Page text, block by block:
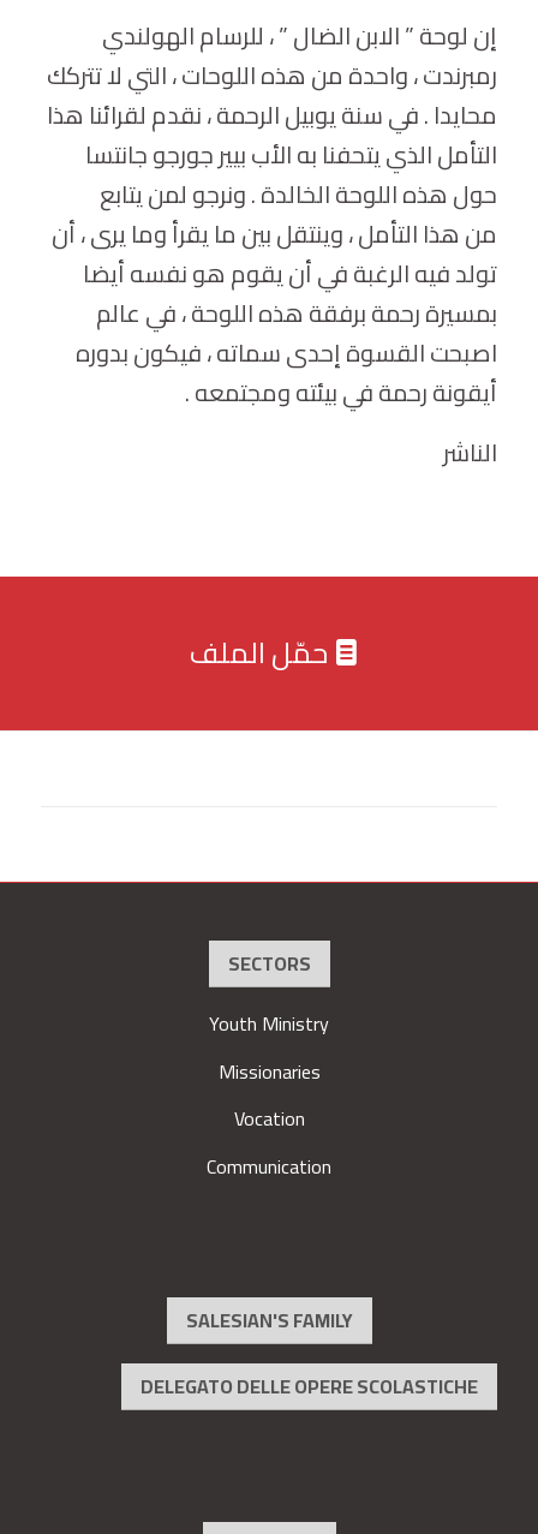
إن لوحة ” الابن الضال ” ، للرسام الهولندي
رمبرندت ، واحدة من هذه اللوحات ، التي لا تتركك
محايدا . في سنة يوبيل الرحمة ، نقدم لقرائنا هذا
التأمل الذي يتحفنا به الأب بيير جورجو جانتسا
حول هذه اللوحة الخالدة . ونرجو لمن يتابع
من هذا التأمل ، وينتقل بين ما يقرأ وما يرى ، أن
تولد فيه الرغبة في أن يقوم هو نفسه أيضا
بمسيرة رحمة برفقة هذه اللوحة ، في عالم
اصبحت القسوة إحدى سماته ، فيكون بدوره
أيقونة رحمة في بيئته ومجتمعه .
الناشر
حمّل الملف
SECTORS
Youth Ministry
Missionaries
Vocation
Communication
SALESIAN'S FAMILY
DELEGATO DELLE OPERE SCOLASTICHE